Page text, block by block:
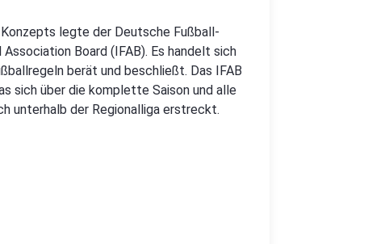
legte der Deutsche Fußball-
Board (IFAB). Es handelt sich
berät und beschließt. Das IFAB
sich über die komplette Saison und alle
unterhalb der Regionalliga erstreckt.